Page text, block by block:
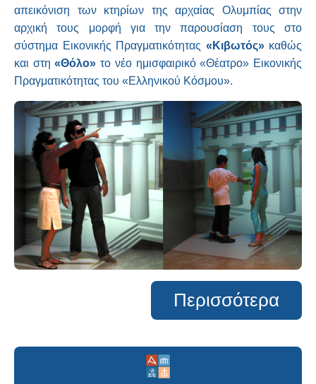
απεικόνιση των κτηρίων της αρχαίας Ολυμπίας στην
αρχική τους μορφή για την παρουσίαση τους στο
σύστημα Εικονικής Πραγματικότητας «Κιβωτός»καθώς
και στη«Θόλο» το νέο ημισφαιρικό «Θέατρο» Εικονικής
Πραγματικότητας του «Ελληνικού Κόσμου».
Περισσότερα